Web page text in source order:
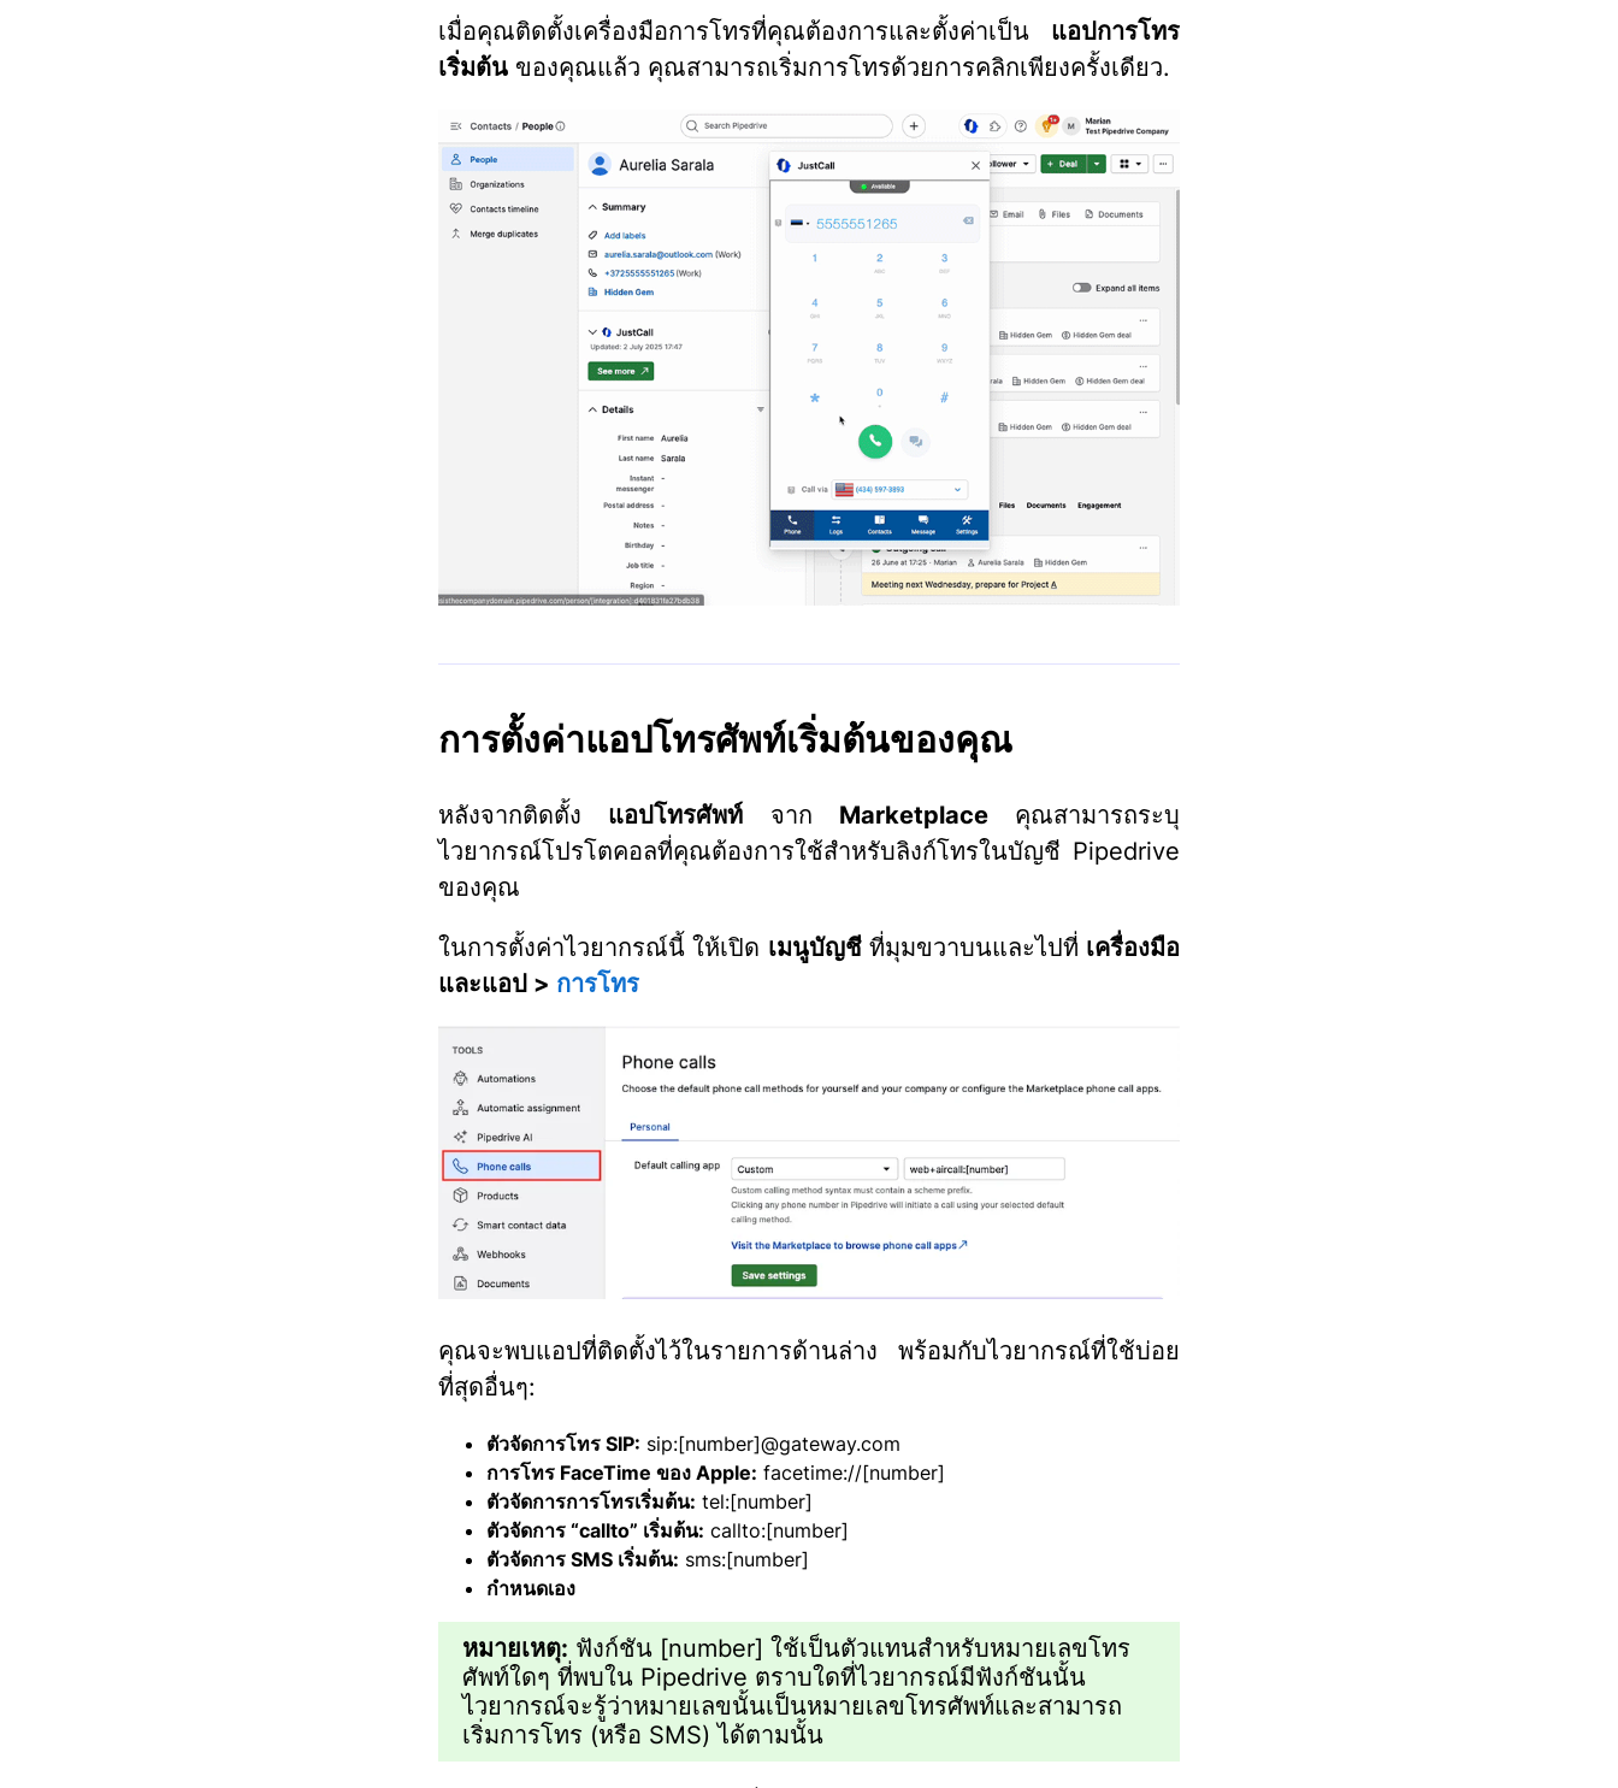
เมื่อคุณติดตั้งเครื่องมือการโทรที่คุณต้องการและตั้งค่าเป็น แอปการโทร
เริ่มต้น ของคุณแล้ว คุณสามารถเริ่มการโทรด้วยการคลิกเพียงครั้งเดียว.
การตั้งค่าแอปโทรศัพท์เริ่มต้นของคุณ
หลังจากติดตั้ง แอปโทรศัพท์ จาก Marketplaceคุณสามารถระบุ
ไวยากรณ์โปรโตคอลที่คุณต้องการใช้สำหรับลิงก์โทรในบัญชี Pipedrive
ของคุณ
ในการตั้งค่าไวยากรณ์นี้ ให้เปิด เมนูบัญชีที่มุมขวาบนและไปที่ เครื่องมือ
และแอป > การโทร
คุณจะพบแอปที่ติดตั้งไว้ในรายการด้านล่าง พร้อมกับไวยากรณ์ที่ใช้บ่อย
ที่สุดอื่นๆ:
ตัวจัดการโทร SIP: sip:[number]@gateway.com
การโทร FaceTime ของ Apple: facetime://[number]
ตัวจัดการการโทรเริ่มต้น: tel:[number]
ตัวจัดการ “callto” เริ่มต้น: callto:[number]
ตัวจัดการ SMS เริ่มต้น: sms:[number]
กำหนดเอง
หมายเหตุ: ฟังก์ชัน [number] ใช้เป็นตัวแทนสำหรับหมายเลขโทร
ศัพท์ใดๆ ที่พบใน Pipedrive ตราบใดที่ไวยากรณ์มีฟังก์ชันนั้น
ไวยากรณ์จะรู้ว่าหมายเลขนั้นเป็นหมายเลขโทรศัพท์และสามารถ
เริ่มการโทร (หรือ SMS) ได้ตามนั้น